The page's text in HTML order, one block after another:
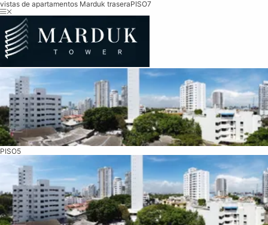
vistas de apartamentos Marduk traseraPISO7
PISO5